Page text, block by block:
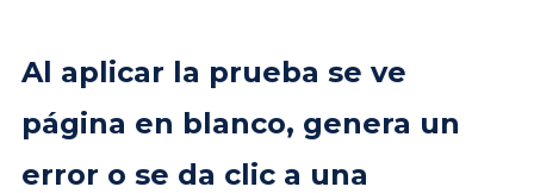
Al aplicar la prueba se ve
página en blanco, genera un
error o se da clic a una